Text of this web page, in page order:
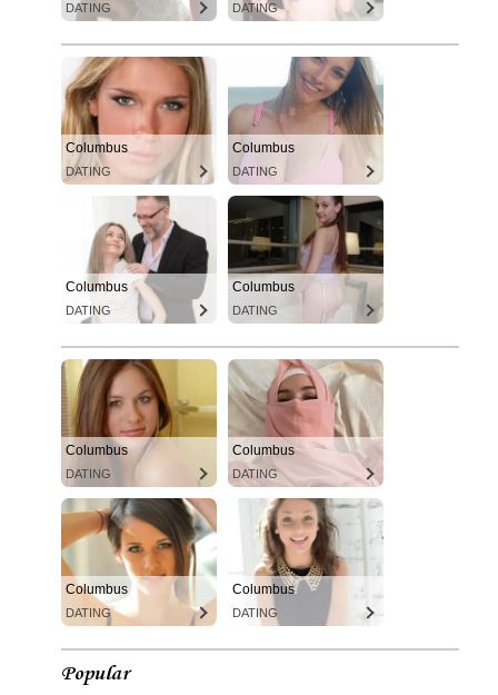
DATING DATING
Columbus
DATING
Columbus
DATING
Columbus
DATING
Columbus
DATING
Columbus
DATING
Columbus
DATING
Columbus
DATING
Columbus
DATING
Popular